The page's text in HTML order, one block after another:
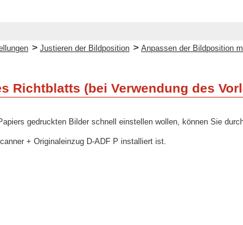
> Justieren der Bildposition > Anpassen der Bildposition
Richtblatts (bei Verwendung des
gedruckten Bilder schnell einstellen wollen, können Sie
+ Originaleinzug D-ADF P installiert ist.